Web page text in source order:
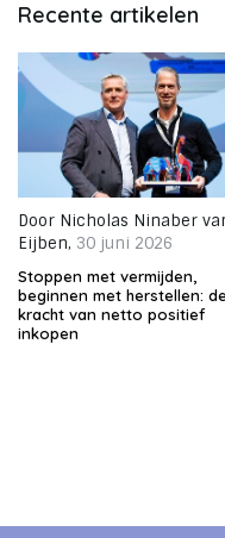
Recente artikelen
Door Nicholas Ninaber
Eijben, 30 juni 2026
Stoppen met vermijden,
beginnen met herstellen: de
kracht van netto positief
inkopen